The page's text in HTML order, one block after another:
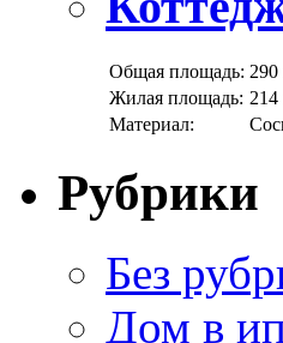
Общая площадь:
Жилая площадь:
Материал:
Рубрики
Без
Дом в